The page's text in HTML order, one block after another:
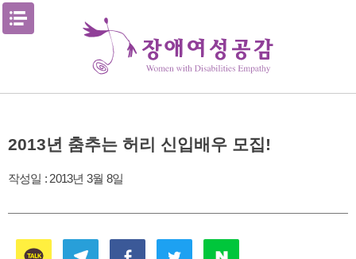
Skip
2013년 춤추는 허리 신입배우 모집!
작성일 : 2013년 3월 8일